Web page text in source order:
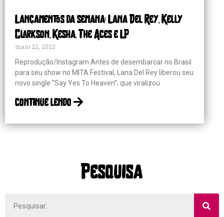
Lançamentos da semana: Lana Del Rey, Kelly
Clarkson, Kesha, The Aces e LP
maio 22, 2023
Reprodução/Instagram Antes de desembarcar no Brasil
para seu show no MITA Festival, Lana Del Rey liberou seu
novo single “Say Yes To Heaven”, que viralizou
continue lendo
Pesquisa